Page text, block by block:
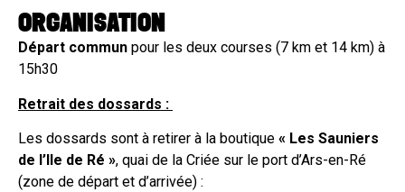
ORGANISATION
Départ commun pour les deux courses (7 km et 14 km) à
15h30
Retrait des dossards :
Les dossards sont à retirer à la boutique « Les Sauniers
de l’Ile de Ré », quai de la Criée sur le port d’Ars-en-Ré
(zone de départ et d’arrivée) :